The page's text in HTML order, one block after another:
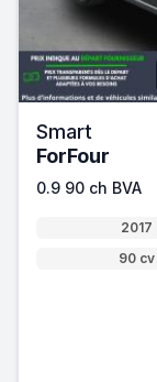
Smart
ForFour
0.9 90 ch BVA
2017
90 cv